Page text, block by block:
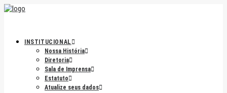
INSTITUCIONAL
Nossa História
Diretoria
Sala de Imprensa
Estatuto
Atualize seus dados